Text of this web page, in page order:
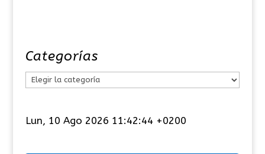
Categorías
e
Lun, 10 Ago 2026 11:42:44 +0200